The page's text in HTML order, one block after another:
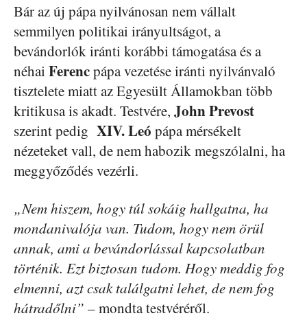
Bár az új pápa nyilvánosan nem vállalt
semmilyen politikai irányultságot, a
bevándorlók iránti korábbi támogatása és a
néhai Ferencpápa vezetése iránti nyilvánvaló
tisztelete miatt az Egyesült Államokban több
kritikusa is akadt. Testvére, JohnPrevost
szerint pedig XIV. Leó pápa mérsékelt
nézeteket vall, de nem habozik megszólalni, ha
meggyőződés vezérli.
„Nem hiszem, hogy túl sokáig hallgatna, ha
mondanivalója van. Tudom, hogy nem örül
annak, ami a bevándorlással kapcsolatban
történik. Ezt biztosan tudom. Hogy meddig fog
elmenni, azt csak találgatni lehet, de nem fog
hátradőlni” – mondta testvéréről.